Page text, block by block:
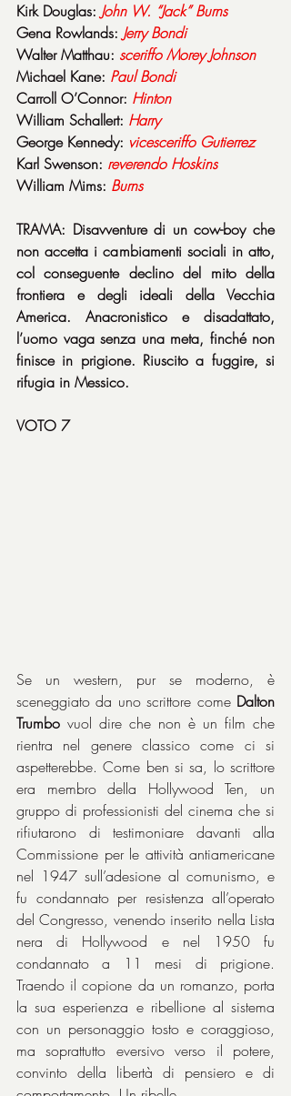
Kirk Douglas: John W. “Jack” Burns
Gena Rowlands: Jerry Bondi
Walter Matthau: sceriffo Morey Johnson
Michael Kane: Paul Bondi
Carroll O’Connor: Hinton
William Schallert: Harry
George Kennedy: vicesceriffo Gutierrez
Karl Swenson: reverendo Hoskins
William Mims: Burns
TRAMA: Disavventure di un cow-boy che
non accetta i cambiamenti sociali in atto,
col conseguente declino del mito della
frontiera e degli ideali della Vecchia
America. Anacronistico e disadattato,
l’uomo vaga senza una meta, finché non
finisce in prigione. Riuscito a fuggire, si
rifugia in Messico.
VOTO 7
Se un western, pur se moderno, è
sceneggiato da uno scrittore come Dalton
Trumbo vuol dire che non è un film che
rientra nel genere classico come ci si
aspetterebbe. Come ben si sa, lo scrittore
era membro della Hollywood Ten, un
gruppo di professionisti del cinema che si
rifiutarono di testimoniare davanti alla
Commissione per le attività antiamericane
nel 1947 sull’adesione al comunismo, e
fu condannato per resistenza all’operato
del Congresso, venendo inserito nella Lista
nera di Hollywood e nel 1950 fu
condannato a 11 mesi di prigione.
Traendo il copione da un romanzo, porta
la sua esperienza e ribellione al sistema
con un personaggio tosto e coraggioso,
ma soprattutto eversivo verso il potere,
convinto della libertà di pensiero e di